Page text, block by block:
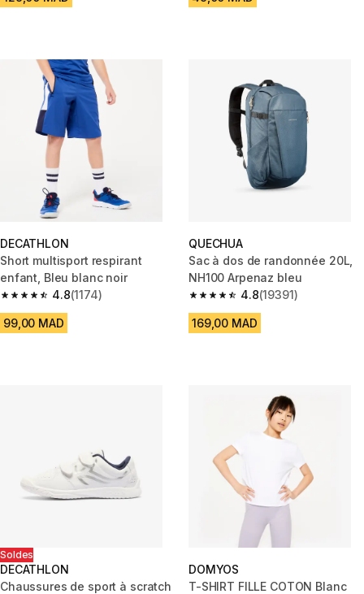
DECATHLON
Short multisport respirant
enfant, Bleu blanc noir
4.8
4.8 out of 5 stars from 1174 reviews
(1174)
99,00 MAD
QUECHUA
Sac à dos de randonnée 20L,
NH100 Arpenaz bleu
4.8
4.8 out of 5 stars from 19391
(19391)
169,00 MAD
Soldes
DECATHLON
Chaussures de sport à scratch
DOMYOS
T-SHIRT FILLE COTON Blanc